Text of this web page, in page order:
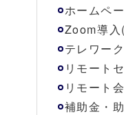
ホームペ
Zoom導
テレワー
リモート
リモート
補助金・